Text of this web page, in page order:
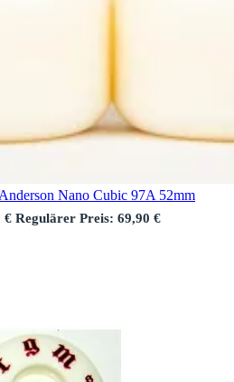
Nano Cubic 97A 52mm
€ Regulärer Preis: 69,90 €